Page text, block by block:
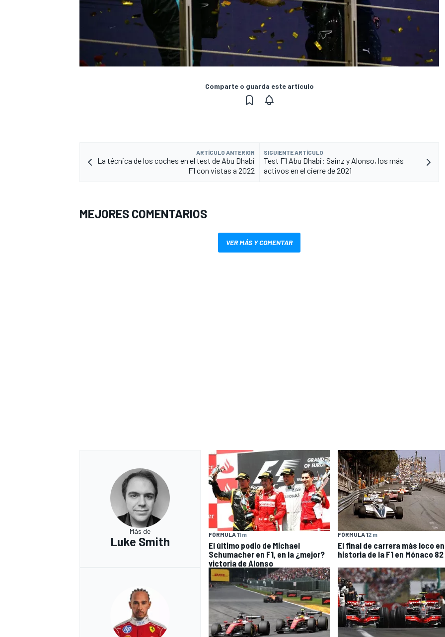
Comparte o guarda este artículo
ARTÍCULO ANTERIOR
La técnica de los coches en el test de Abu Dhabi
F1 con vistas a 2022
SIGUIENTE ARTÍCULO
Test F1 Abu Dhabi: Sainz y Alonso, los más
activos en el cierre de 2021
MEJORES COMENTARIOS
VER MÁS Y COMENTAR
Más de
Luke Smith
FÓRMULA 11 m
El último podio de Michael
Schumacher en F1, en la ¿mejor?
victoria de Alonso
FÓRMULA 12 m
El final de carrera más loco
historia de la F1 en Mónaco 82